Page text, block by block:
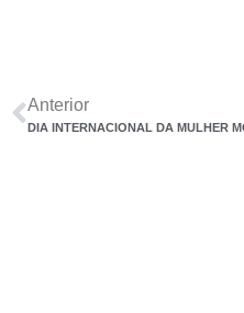
Anterior
DIA INTERNACIONAL DA MULHER